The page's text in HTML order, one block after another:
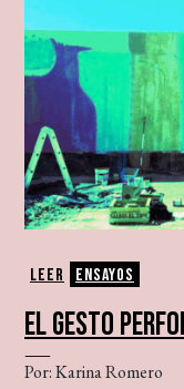
Leer Ensayos
EL GESTO
Por: Karina Romero